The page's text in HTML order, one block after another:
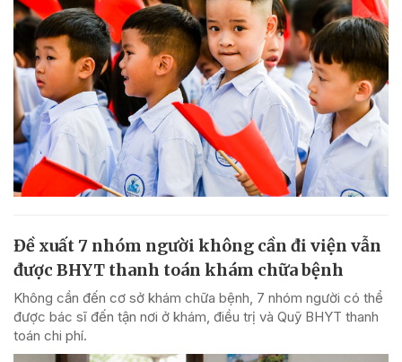
Đề xuất 7 nhóm người không cần đi viện vẫn
được BHYT thanh toán khám chữa bệnh
Không cần đến cơ sở khám chữa bệnh, 7 nhóm người có thể
được bác sĩ đến tận nơi ở khám, điều trị và Quỹ BHYT thanh
toán chi phí.